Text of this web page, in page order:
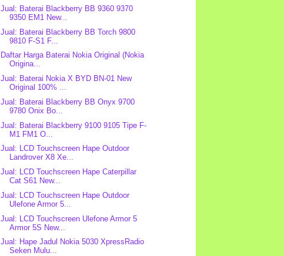
Jual: Baterai Blackberry BB 9360 9370
9350 EM1 New...
Jual: Baterai Blackberry BB Torch 9800
9810 F-S1 F...
Daftar Harga Baterai Nokia Original (Nokia
Origina...
Jual: Baterai Nokia X BYD BN-01 New
Original 100% ...
Jual: Baterai Blackberry BB Onyx 9700
9780 Onix Bo...
Jual: Baterai Blackberry 9100 9105 Tipe F-
M1 FM1 O...
Jual: LCD Touchscreen Hape Outdoor
Landrover X8 Xe...
Jual: LCD Touchscreen Hape Caterpillar
Cat S61 New...
Jual: LCD Touchscreen Hape Outdoor
Ulefone Armor 5...
Jual: LCD Touchscreen Ulefone Armor 5
Armor 5S New...
Jual: Hape Jadul Nokia 5030 XpressRadio
Seken Mulu...